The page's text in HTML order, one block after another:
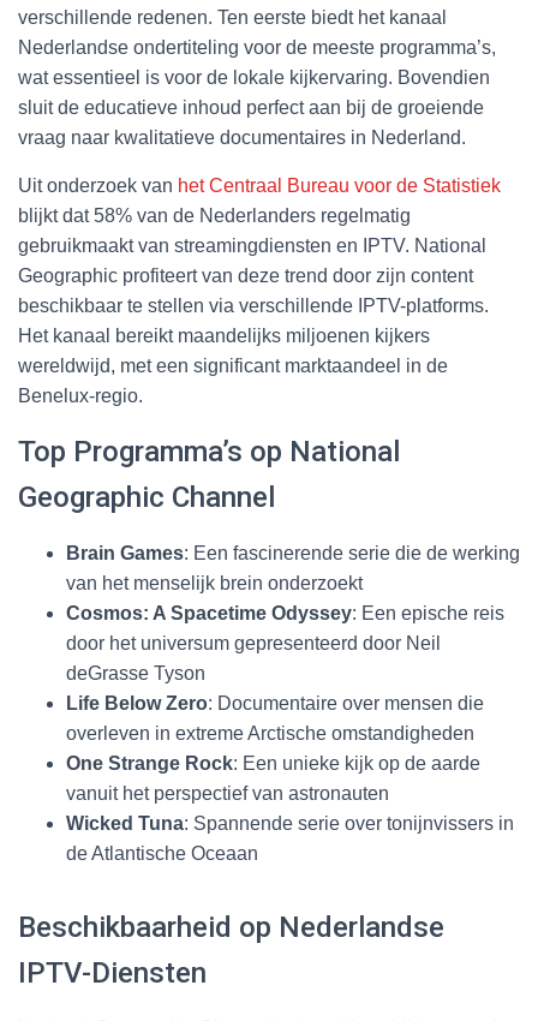
verschillende redenen. Ten eerste biedt het kanaal
Nederlandse ondertiteling voor de meeste programma’s,
wat essentieel is voor de lokale kijkervaring. Bovendien
sluit de educatieve inhoud perfect aan bij de groeiende
vraag naar kwalitatieve documentaires in Nederland.
Uit onderzoek van het Centraal Bureau voor de Statistiek
blijkt dat 58% van de Nederlanders regelmatig
gebruikmaakt van streamingdiensten en IPTV. National
Geographic profiteert van deze trend door zijn content
beschikbaar te stellen via verschillende IPTV-platforms.
Het kanaal bereikt maandelijks miljoenen kijkers
wereldwijd, met een significant marktaandeel in de
Benelux-regio.
Top Programma’s op National
Geographic Channel
Brain Games: Een fascinerende serie die de werking
van het menselijk brein onderzoekt
Cosmos: A Spacetime Odyssey: Een epische reis
door het universum gepresenteerd door Neil
deGrasse Tyson
Life Below Zero: Documentaire over mensen die
overleven in extreme Arctische omstandigheden
One Strange Rock: Een unieke kijk op de aarde
vanuit het perspectief van astronauten
Wicked Tuna: Spannende serie over tonijnvissers in
de Atlantische Oceaan
Beschikbaarheid op Nederlandse
IPTV-Diensten